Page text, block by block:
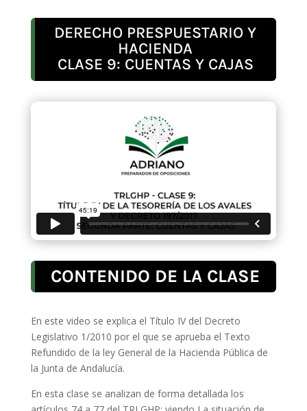
DERECHO PRESPUESTARIO Y
HACIENDA
CLASE 9: CUENTAS Y CAJAS
CONTENIDO DE LA CLASE
En este video se explica el Título IV del Decreto
Legislativo 1/2010 por el que se aprueba el Texto
Refundido de la ley General de la Hacienda Pública de
la Junta de Andalucía.
En esta clase se analizan de forma detallada los